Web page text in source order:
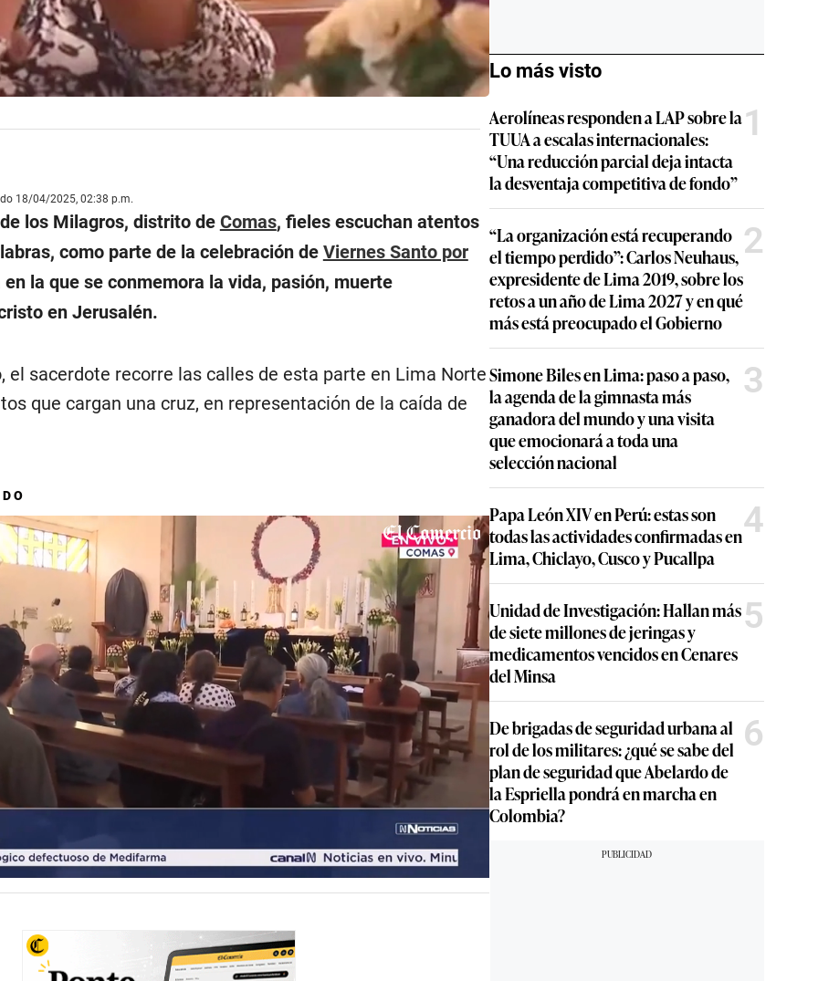
18/04/2025, 02:38 p.m.
los Milagros, distrito de Comas, fieles escuchan atentos
como parte de la celebración de Viernes Santo por
en la que se conmemora la vida, pasión, muerte
en Jerusalén.
el sacerdote recorre las calles de esta parte en Lima Norte
que cargan una cruz, en representación de la caída de
Lo más visto
Aerolíneas responden a LAP sobre la
TUUA a escalas internacionales:
“Una reducción parcial deja intacta
la desventaja competitiva de fondo”
1
“La organización está recuperando
el tiempo perdido”: Carlos Neuhaus,
expresidente de Lima 2019, sobre los
retos a un año de Lima 2027 y en qué
más está preocupado el Gobierno
2
Simone Biles en Lima: paso a paso,
la agenda de la gimnasta más
ganadora del mundo y una visita
que emocionará a toda una
selección nacional
3
Papa León XIV en Perú: estas son
todas las actividades confirmadas en
Lima, Chiclayo, Cusco y Pucallpa
4
Unidad de Investigación: Hallan más
de siete millones de jeringas y
medicamentos vencidos en Cenares
del Minsa
5
De brigadas de seguridad urbana al
rol de los militares: ¿qué se sabe del
plan de seguridad que Abelardo de
la Espriella pondrá en marcha en
Colombia?
6